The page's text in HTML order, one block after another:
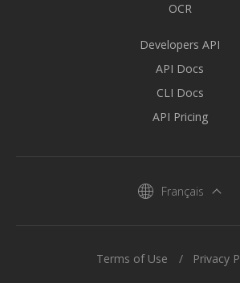
OCR
Developers API
API Docs
CLI Docs
API Pricing
Français
Terms of Use Privacy